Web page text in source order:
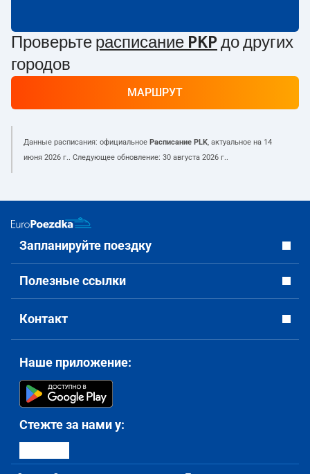
Проверьте расписание PKP до других
городов
МАРШРУТ
Данные расписания: официальное Расписание PLK, актуальное на 14
июня 2026 г.. Следующее обновление: 30 августа 2026 г..
Запланируйте поездку
Полезные ссылки
Контакт
Наше приложение:
Стежте за нами у: